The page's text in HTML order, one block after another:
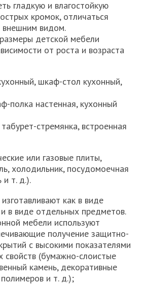
гладкую и влагостойкую
кромок, отличаться
внешним видом.
детской мебели
от роста и возраста
шкаф-стол кухонный,
полка настенная, кухонный
стремянка, встроенная
или газовые плиты,
холодильник, посудомоечная
т. д.).
как в виде
в виде отдельных предметов.
мебели ис­пользуют
получение защитно-
с высокими показателями
свойств (бумажно-слоистые
камень, декоративные
и т. д.);